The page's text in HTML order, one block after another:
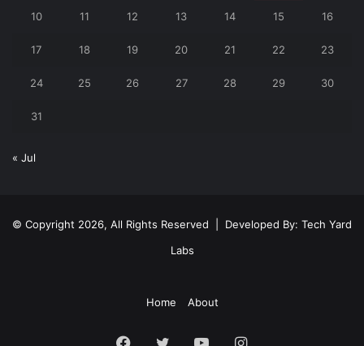
10 11 12 13 14 15 16
17 18 19 20 21 22 23
24 25 26 27 28 29 30
31
« Jul
© Copyright 2026, All Rights Reserved | Developed By: Tech Yard
Labs
Home About
Facebook
Twitter YouTubeInstagram